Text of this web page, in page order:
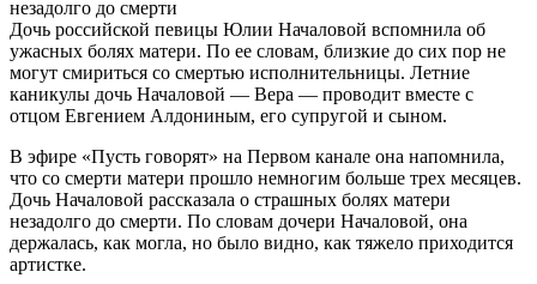
Дочь российской певицы Юлии Началовой вспомнила об
ужасных болях матери. По ее словам, близкие до сих пор не
могут смириться со смертью исполнительницы. Летние
каникулы дочь Началовой — Вера — проводит вместе с
отцом Евгением Алдониным, его супругой и сыном.
В эфире «Пусть говорят» на Первом канале она напомнила,
что со смерти матери прошло немногим больше трех месяцев.
Дочь Началовой рассказала о страшных болях матери
незадолго до смерти. По словам дочери Началовой, она
держалась, как могла, но было видно, как тяжело приходится
артистке.